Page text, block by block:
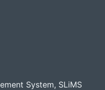
System, SLiMS